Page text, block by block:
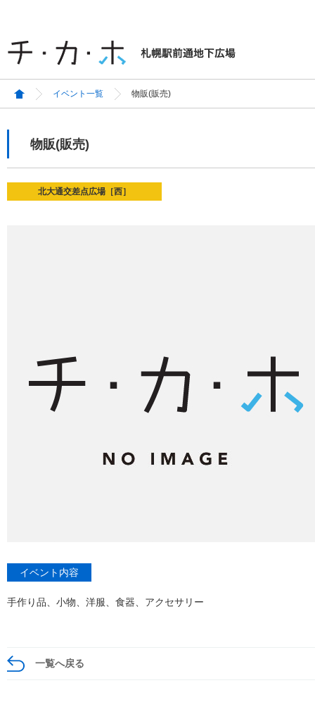
イベント一覧 物販(販売)
物販(販売)
北大通交差点広場［西］
イベント内容
手作り品、小物、洋服、食器、アクセサリー
一覧へ戻る